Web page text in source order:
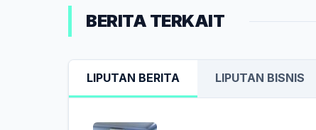
BERITA TERKAIT
LIPUTAN BERITA LIPUTAN BISNIS